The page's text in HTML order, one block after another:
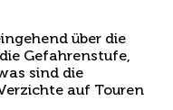
über die
Gefahrenstufe,
sind die
auf Touren